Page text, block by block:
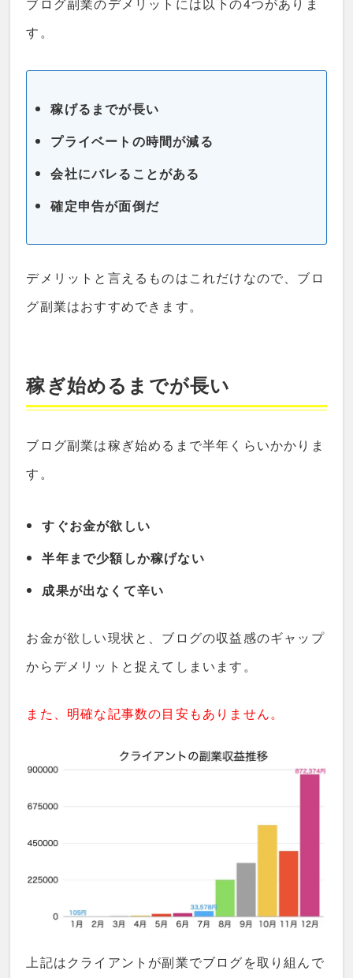
す。
稼げるまでが長い
プライベートの時間が減る
会社にバレることがある
確定申告が面倒だ
デメリットと言えるものはこれだけなので、ブロ
グ副業はおすすめできます。
稼ぎ始めるまでが長い
ブログ副業は稼ぎ始めるまで半年くらいかかりま
す。
すぐお金が欲しい
半年まで少額しか稼げない
成果が出なくて辛い
お金が欲しい現状と、ブログの収益感のギャップ
からデメリットと捉えてしまいます。
また、明確な記事数の目安もありません。
上記はクライアントが副業でブログを取り組んで